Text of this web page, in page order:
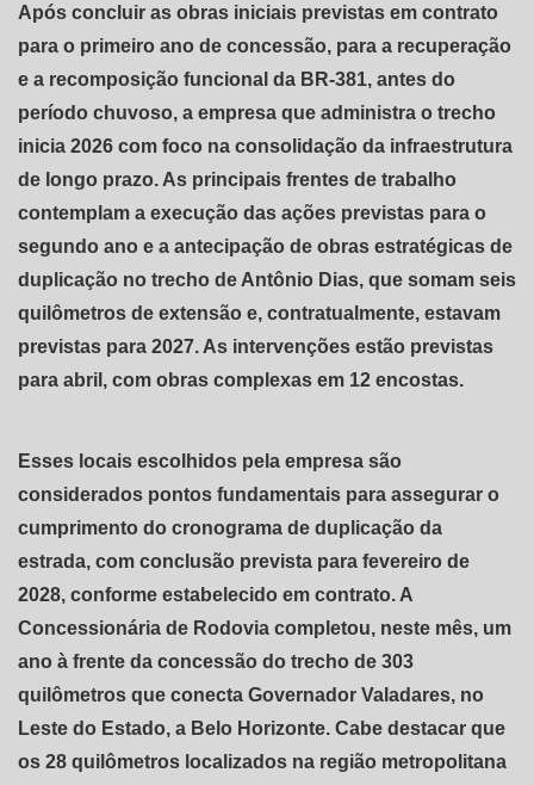
Após concluir as obras iniciais previstas em contrato
para o primeiro ano de concessão, para a recuperação
e a recomposição funcional da BR-381, antes do
período chuvoso, a empresa que administra o trecho
inicia 2026 com foco na consolidação da infraestrutura
de longo prazo. As principais frentes de trabalho
contemplam a execução das ações previstas para o
segundo ano e a antecipação de obras estratégicas de
duplicação no trecho de Antônio Dias, que somam seis
quilômetros de extensão e, contratualmente, estavam
previstas para 2027. As intervenções estão previstas
para abril, com obras complexas em 12 encostas.
Esses locais escolhidos pela empresa são
considerados pontos fundamentais para assegurar o
cumprimento do cronograma de duplicação da
estrada, com conclusão prevista para fevereiro de
2028, conforme estabelecido em contrato. A
Concessionária de Rodovia completou, neste mês, um
ano à frente da concessão do trecho de 303
quilômetros que conecta Governador Valadares, no
Leste do Estado, a Belo Horizonte. Cabe destacar que
os 28 quilômetros localizados na região metropolitana